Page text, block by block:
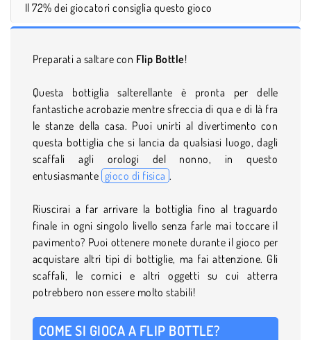
Il 72% dei giocatori consiglia questo gioco
Preparati a saltare con Flip Bottle!
Questa bottiglia salterellante è pronta per delle
fantastiche acrobazie mentre sfreccia di qua e di là fra
le stanze della casa. Puoi unirti al divertimento con
questa bottiglia che si lancia da qualsiasi luogo, dagli
scaffali agli orologi del nonno, in questo
entusiasmante gioco di fisica .
Riuscirai a far arrivare la bottiglia fino al traguardo
finale in ogni singolo livello senza farle mai toccare il
pavimento? Puoi ottenere monete durante il gioco per
acquistare altri tipi di bottiglie, ma fai attenzione. Gli
scaffali, le cornici e altri oggetti su cui atterra
potrebbero non essere molto stabili!
COME SI GIOCA A FLIP BOTTLE?